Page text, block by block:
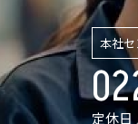
本社
定休日